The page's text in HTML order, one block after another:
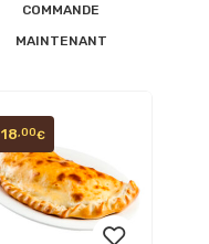
COMMANDE
MAINTENANT
18,00€